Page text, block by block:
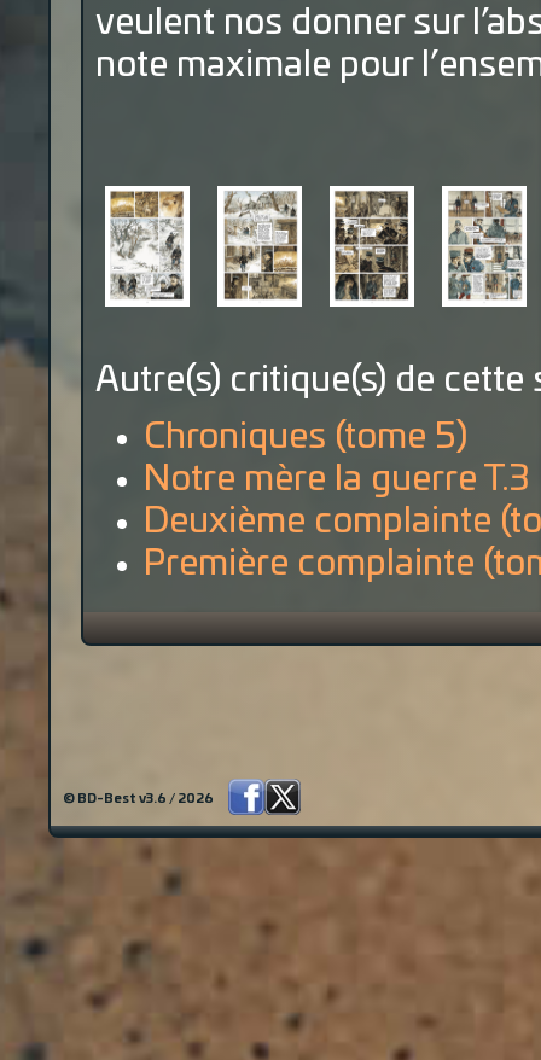
veulent nos donner sur
note maximale pour
Autre(s) critique(s) de cette
Chroniques (tome 5)
Notre mère la guerre T.3
Deuxième complainte
Première complainte
© BD-Best v3.6 / 2026